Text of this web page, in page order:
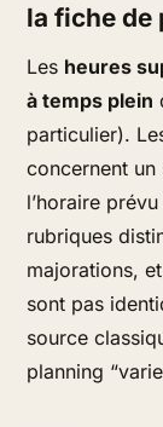
la fiche de
Les heures
à temps plein
particulier).
concernent
l’horaire
rubriques
majorations,
sont pas
source
planning